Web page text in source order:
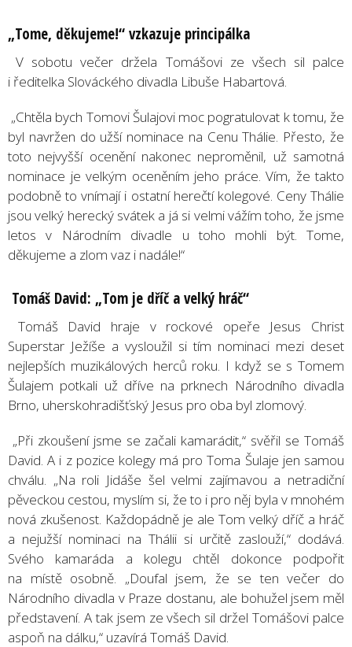
„Tome, děkujeme!“vzkazuje principálka
V sobotu večer držela Tomášovi ze všech sil palce
i ředitelka Slováckého divadla Libuše Habartová.
„Chtěla bych Tomovi Šulajovi moc pogratulovat k tomu, že
byl navržen do užší nominace na Cenu Thálie. Přesto, že
toto nejvyšší ocenění nakonec neproměnil, už samotná
nominace je velkým oceněním jeho práce. Vím, že takto
podobně to vnímají i ostatní herečtí kolegové. Ceny Thálie
jsou velký herecký svátek a já si velmi vážím toho, že jsme
letos v Národním divadle u toho mohli být. Tome,
děkujeme a zlom vaz i nadále!“
Tomáš David: „Tom je dříč a velký hráč“
Tomáš David hraje v rockové opeře Jesus Christ
Superstar Ježíše a vysloužil si tím nominaci mezi deset
nejlepších muzikálových herců roku. I když se s Tomem
Šulajem potkali už dříve na prknech Národního divadla
Brno, uherskohradišťský Jesus pro oba byl zlomový.
„Při zkoušení jsme se začali kamarádit,“ svěřil se Tomáš
David. A i z pozice kolegy má pro Toma Šulaje jen samou
chválu. „Na roli Jidáše šel velmi zajímavou a netradiční
pěveckou cestou, myslím si, že to i pro něj byla v mnohém
nová zkušenost. Každopádně je ale Tom velký dříč a hráč
a nejužší nominaci na Thálii si určitě zaslouží,“ dodává.
Svého kamaráda a kolegu chtěl dokonce podpořit
na místě osobně. „Doufal jsem, že se ten večer do
Národního divadla v Praze dostanu, ale bohužel jsem měl
představení. A tak jsem ze všech sil držel Tomášovi palce
aspoň na dálku,“ uzavírá Tomáš David.